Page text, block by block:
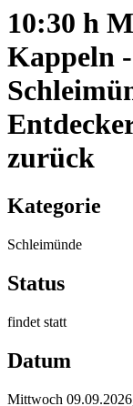
10:30 h
Kappeln
zurück
Kategorie
Schleimünde
Status
findet statt
Datum
Mittwoch